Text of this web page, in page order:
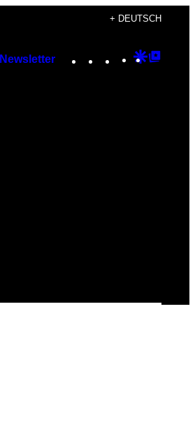
+ DEUTSCH
Newsletter Instagram
TikTok
YouTube
Google